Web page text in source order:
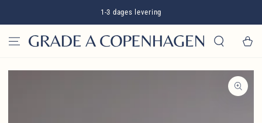
1-3 dages levering
Kurv